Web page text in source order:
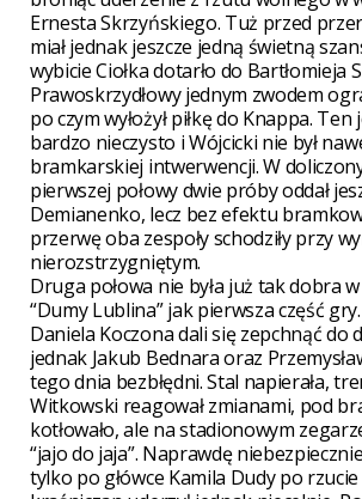
Ernesta Skrzyńskiego. Tuż przed
miał jednak jeszcze jedną świetną
wybicie Ciołka dotarło do Bartłomieja
Prawoskrzydłowy jednym zwodem
po czym wyłożył piłkę do Knappa. Ten
bardzo nieczysto i Wójcicki nie był
bramkarskiej intwerwencji. W
pierwszej połowy dwie próby oddał
Demianenko, lecz bez efektu
przerwę oba zespoły schodziły przy
nierozstrzygniętym.
Druga połowa nie była już tak dobra
“Dumy Lublina” jak pierwsza część
Daniela Koczona dali się zepchnąć do
jednak Jakub Bednara oraz
tego dnia bezbłędni. Stal napierała,
Witkowski reagował zmianami, pod
kotłowało, ale na stadionowym
“jajo do jaja”. Naprawdę
tylko po główce Kamila Dudy po